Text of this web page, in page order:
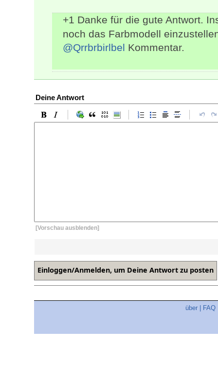
+1 Danke für die gute Antwort.
noch das Farbmodell
@Qrrbrbirlbel Kommentar.
Deine Antwort
[Vorschau ausblenden]
über FAQ